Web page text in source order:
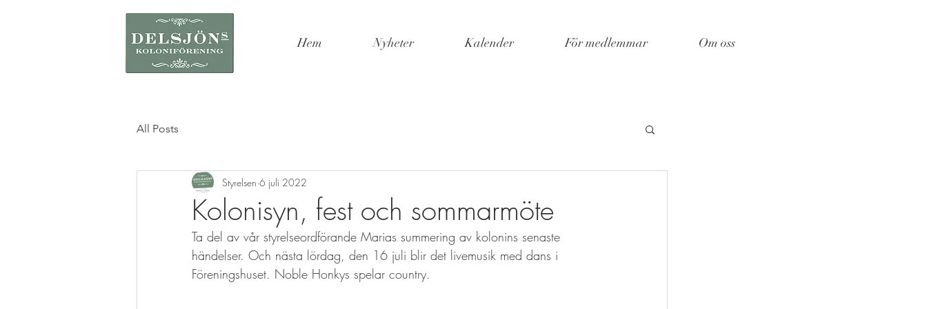
Hem Nyheter Kalender För medlemmar Om oss
All Posts
Kolonisyn, fest och sommarmöte
Styrelsen 6 juli 2022
Ta del av vår styrelseordförande Marias summering av kolonins senaste
händelser. Och nästa lördag, den 16 juli blir det livemusik med dans i
Föreningshuset. Noble Honkys spelar country.